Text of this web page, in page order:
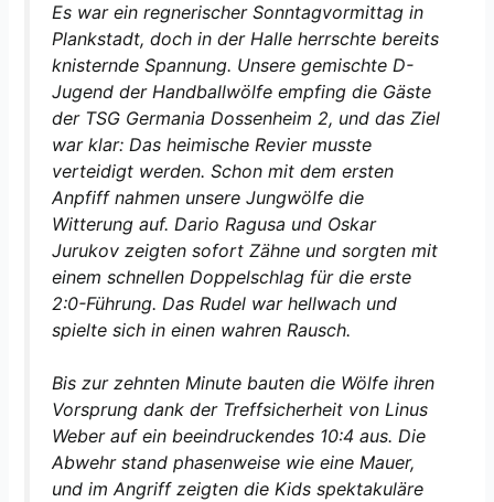
Es war ein regnerischer Sonntagvormittag in
Plankstadt, doch in der Halle herrschte bereits
knisternde Spannung. Unsere gemischte D-
Jugend der Handballwölfe empfing die Gäste
der TSG Germania Dossenheim 2, und das Ziel
war klar: Das heimische Revier musste
verteidigt werden. Schon mit dem ersten
Anpfiff nahmen unsere Jungwölfe die
Witterung auf. Dario Ragusa und Oskar
Jurukov zeigten sofort Zähne und sorgten mit
einem schnellen Doppelschlag für die erste
2:0-Führung. Das Rudel war hellwach und
spielte sich in einen wahren Rausch.
Bis zur zehnten Minute bauten die Wölfe ihren
Vorsprung dank der Treffsicherheit von Linus
Weber auf ein beeindruckendes 10:4 aus. Die
Abwehr stand phasenweise wie eine Mauer,
und im Angriff zeigten die Kids spektakuläre